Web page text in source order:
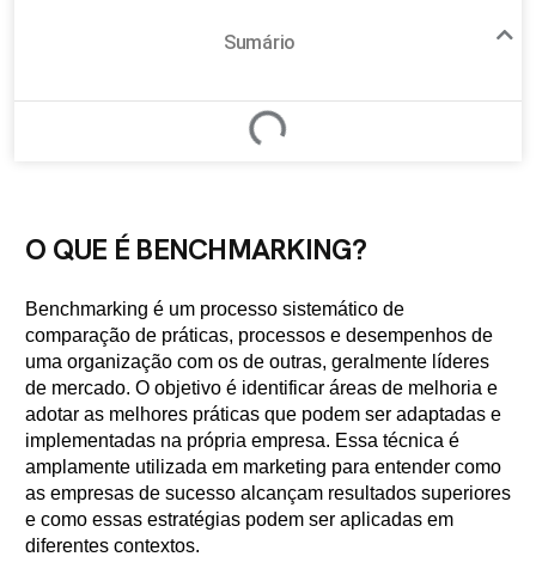
Sumário
O QUE É BENCHMARKING?
Benchmarking é um processo sistemático de
comparação de práticas, processos e desempenhos de
uma organização com os de outras, geralmente líderes
de mercado. O objetivo é identificar áreas de melhoria e
adotar as melhores práticas que podem ser adaptadas e
implementadas na própria empresa. Essa técnica é
amplamente utilizada em marketing para entender como
as empresas de sucesso alcançam resultados superiores
e como essas estratégias podem ser aplicadas em
diferentes contextos.